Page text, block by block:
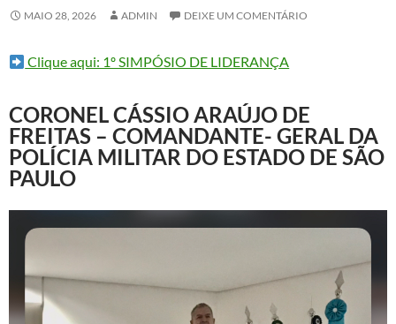
MAIO 28, 2026 ADMIN DEIXE UM COMENTÁRIO
Clique aqui: 1º SIMPÓSIO DE LIDERANÇA
CORONEL CÁSSIO ARAÚJO DE
FREITAS – COMANDANTE- GERAL DA
POLÍCIA MILITAR DO ESTADO DE SÃO
PAULO